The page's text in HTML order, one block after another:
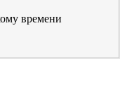
времени